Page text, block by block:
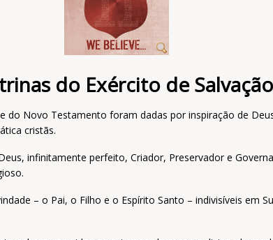
do Exército de Salvação
do Novo Testamento foram dadas por inspiração de
cristãs.
infinitamente perfeito, Criador, Preservador e
– o Pai, o Filho e o Espírito Santo – indivisíveis em